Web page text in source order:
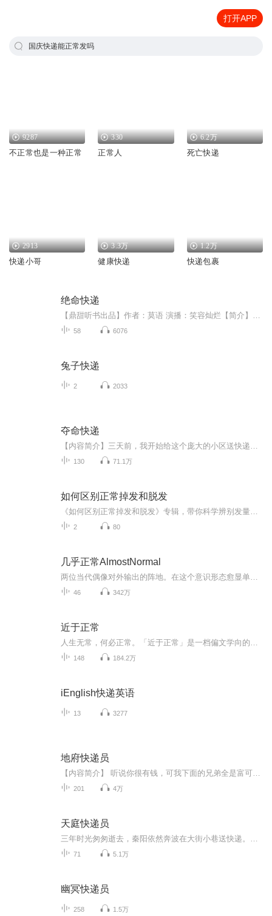
打开APP
国庆快递能正常发吗
9287
不正常也是一种正常
330
正常人
6.2万
死亡快递
2913
快递小哥
3.3万
健康快递
1.2万
快递包裹
绝命快递
58 6076
兔子快递
2 2033
夺命快递
130 71.1万
如何区别正常掉发和脱发
2 80
几乎正常AlmostNormal
46 342万
近于正常
148 184.2万
iEnglish快递英语
13 3277
地府快递员
201 4万
天庭快递员
71 5.1万
幽冥快递员
258 1.5万